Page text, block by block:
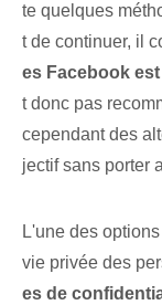
te quelques⁤
t de continuer, il
es Facebook
t donc pas
cependant des
jectif sans porter
L'une des
vie privée des
es de